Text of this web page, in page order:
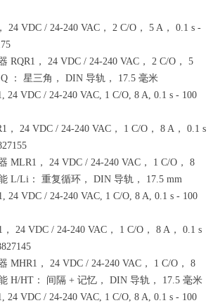
24 VDC / 24-240 VAC， 2 C/O， 5 A， 0.1 s -
RQR1， 24 VDC / 24-240 VAC， 2 C/O， 5
： 星三角， DIN 导轨， 17.5 毫米
24 VDC / 24-240 VAC, 1 C/O, 8 A, 0.1 s - 100
， 24 VDC / 24-240 VAC， 1 C/O， 8 A， 0.1 s
MLR1， 24 VDC / 24-240 VAC， 1 C/O， 8
L/Li： 重复循环， DIN 导轨， 17.5 mm
24 VDC / 24-240 VAC, 1 C/O, 8 A, 0.1 s - 100
24 VDC / 24-240 VAC， 1 C/O， 8 A， 0.1 s
MHR1， 24 VDC / 24-240 VAC， 1 C/O， 8
H/HT： 间隔 + 记忆， DIN 导轨， 17.5 毫米
24 VDC / 24-240 VAC, 1 C/O, 8 A, 0.1 s - 100